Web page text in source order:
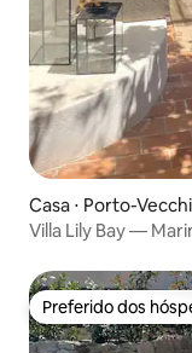
Casa ⋅ Porto-
Villa Lily Bay —
Preferido dos
Preferido dos